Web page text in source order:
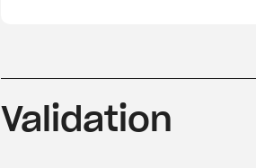
Validation